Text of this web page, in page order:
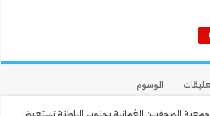
الوسوم